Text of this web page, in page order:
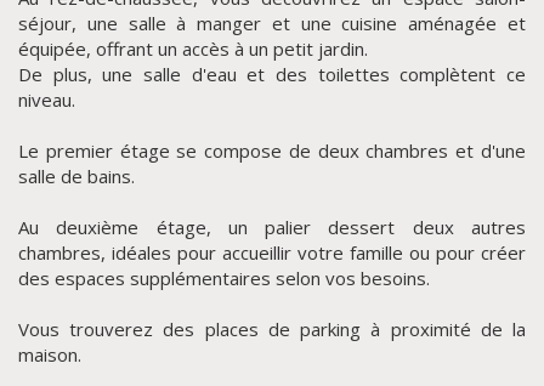
séjour, une salle à manger et une cuisine aménagée et
équipée, offrant un accès à un petit jardin.
De plus, une salle d'eau et des toilettes complètent ce
niveau.
Le premier étage se compose de deux chambres et d'une
salle de bains.
Au deuxième étage, un palier dessert deux autres
chambres, idéales pour accueillir votre famille ou pour créer
des espaces supplémentaires selon vos besoins.
Vous trouverez des places de parking à proximité de la
maison.